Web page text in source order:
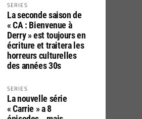
SERIES
La seconde saison de
« CA : Bienvenue à
Derry » est toujours en
écriture et traitera les
horreurs culturelles
des années 30s
SERIES
La nouvelle série
« Carrie » a 8